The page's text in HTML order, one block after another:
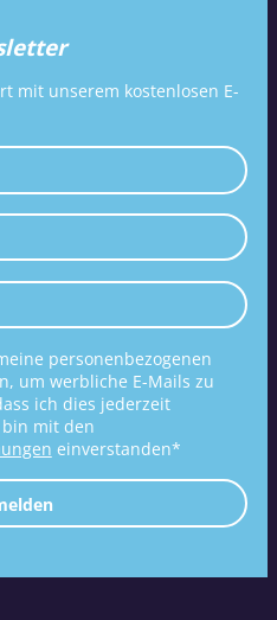
mit unserem kostenlosen E-
personenbezogenen
um werbliche E-Mails zu
ich dies jederzeit
mit den
einverstanden*